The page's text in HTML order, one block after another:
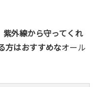
紫外線から守ってくれ
方はおすすめなオール